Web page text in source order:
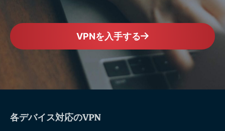
VPNを入手する
各デバイス対応のVPN